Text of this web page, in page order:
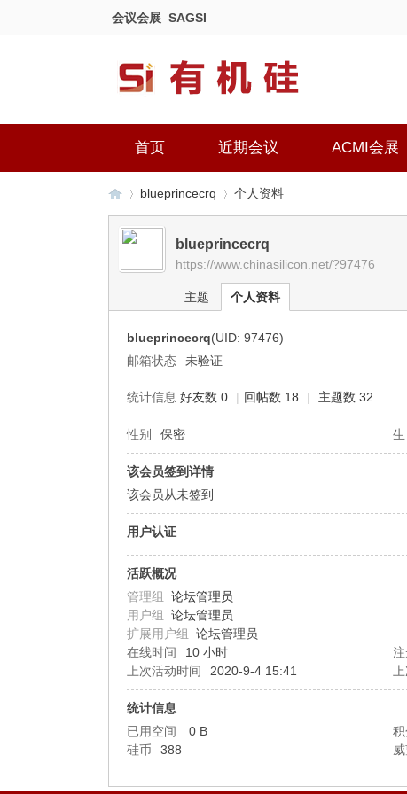
会议会展 SAGSI
首页 近期会议 ACMI会展
有›
blueprincecrq
›
个人资料
blueprincecrq
https://www.chinasilicon.net/?97476
主题 个人资料
blueprincecrq(UID: 97476)
邮箱状态
未验证
统计信息 好友数 0 | 回帖数 18 | 主题数 32
性别 保密 生
该会员签到详情
该会员从未签到
用户认证
活跃概况
管理组 论坛管理员
用户组 论坛管理员
扩展用户组 论坛管理员
在线时间
10 小时
上次活动时间
2020-9-4 15:41
统计信息
已用空间
0 B
硅币
388